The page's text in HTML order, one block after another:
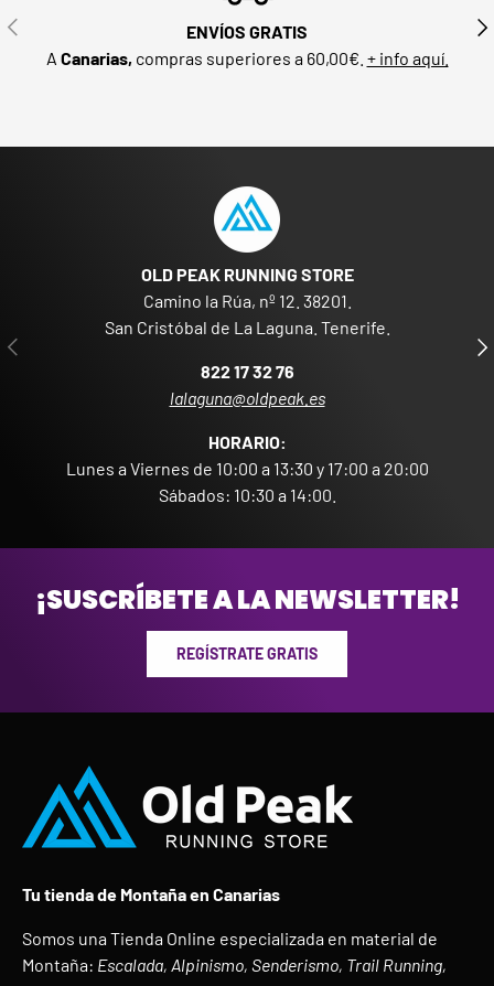
ANTERIOR
ENVÍOS GRATIS
A Canarias, compras superiores a 60,00€. + info aquí.
ANTERIOR
OLD PEAK RUNNING STORE
Camino la Rúa, nº 12. 38201.
San Cristóbal de La Laguna. Tenerife.
822 17 32 76
lalaguna@oldpeak.es
HORARIO:
Lunes a Viernes de 10:00 a 13:30 y 17:00 a 20:00
Sábados: 10:30 a 14:00.
¡SUSCRÍBETE A LA NEWSLETTER!
REGÍSTRATE GRATIS
Tu tienda de Montaña en Canarias
Somos una Tienda Online especializada en material de
Montaña: Escalada, Alpinismo, Senderismo, Trail Running,